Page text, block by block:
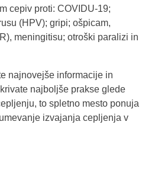
cepiv proti: COVIDU-19;
(HPV); gripi; ošpicam,
meningitisu; otroški paralizi in
najnovejše informacije in
najboljše prakse glede
to spletno mesto ponuja
izvajanja cepljenja v